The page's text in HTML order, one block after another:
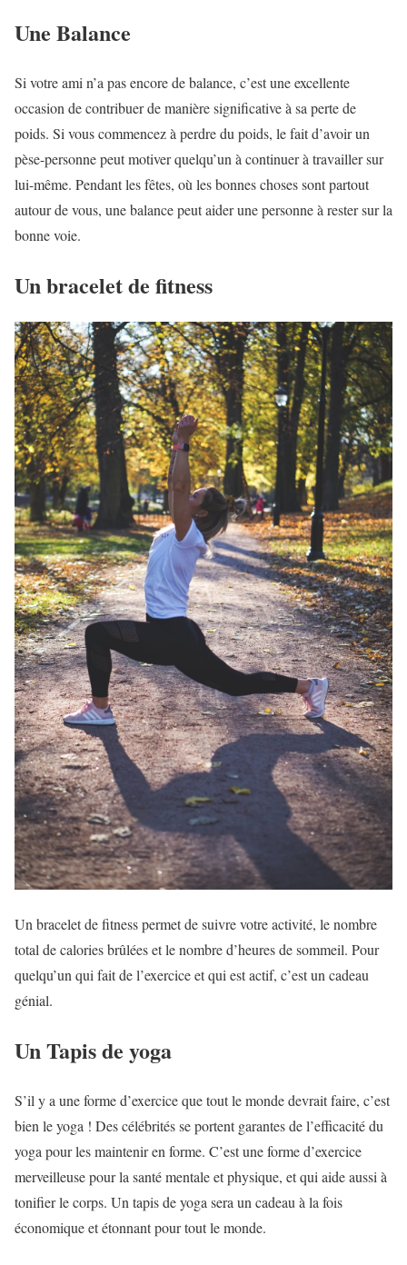
Une Balance
Si votre ami n’a pas encore de balance, c’est une excellente
occasion de contribuer de manière significative à sa perte de
poids. Si vous commencez à perdre du poids, le fait d’avoir un
pèse-personne peut motiver quelqu’un à continuer à travailler sur
lui-même. Pendant les fêtes, où les bonnes choses sont partout
autour de vous, une balance peut aider une personne à rester sur la
bonne voie.
Un bracelet de fitness
Un bracelet de fitness permet de suivre votre activité, le nombre
total de calories brûlées et le nombre d’heures de sommeil. Pour
quelqu’un qui fait de l’exercice et qui est actif, c’est un cadeau
génial.
Un Tapis de yoga
S’il y a une forme d’exercice que tout le monde devrait faire, c’est
bien le yoga ! Des célébrités se portent garantes de l’efficacité du
yoga pour les maintenir en forme. C’est une forme d’exercice
merveilleuse pour la santé mentale et physique, et qui aide aussi à
tonifier le corps. Un tapis de yoga sera un cadeau à la fois
économique et étonnant pour tout le monde.